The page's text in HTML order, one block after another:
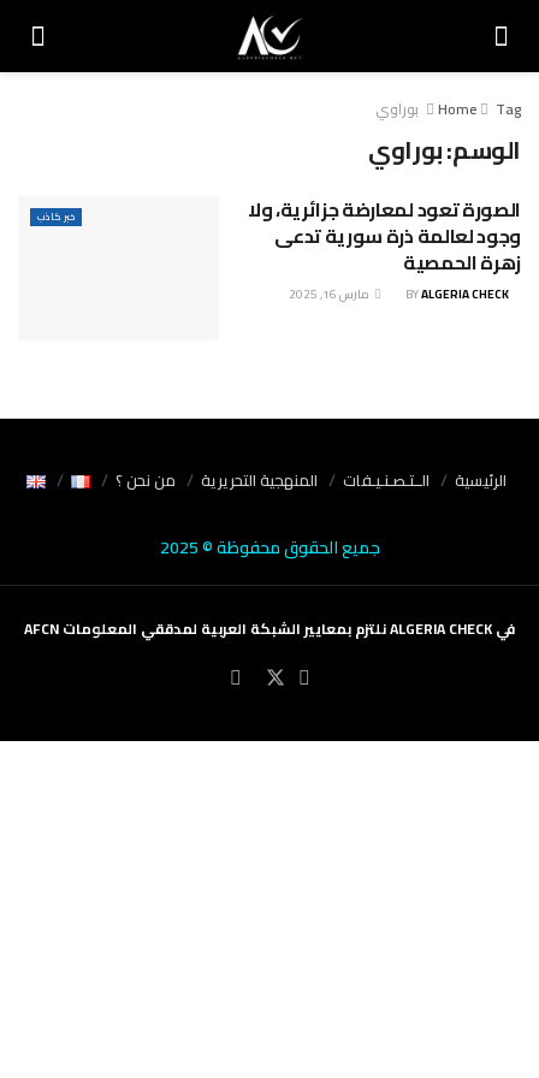
Home Tag بوراوي
الوسم:بوراوي
خبر كاذب الصورة تعود لمعارضة جزائرية، ولا
وجود لعالمة ذرة سورية تدعى
زهرة الحمصية
BYALGERIA CHECK مارس 16, 2025
الرئيسية الــتـصـنـيـفات المنهجية التحريرية من نحن ؟
جميع الحقوق محفوظة © 2025
في ALGERIA CHECK نلتزم بمعايير الشبكة العربية لمدققي المعلومات AFCN